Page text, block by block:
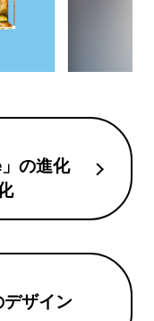
の進化
ザイン